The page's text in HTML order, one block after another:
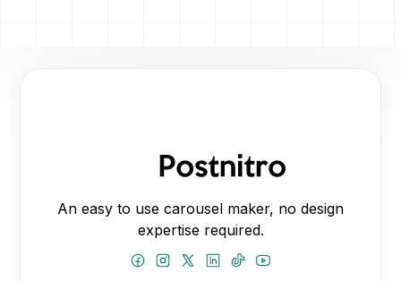
An easy to use carousel maker, no design
expertise required.